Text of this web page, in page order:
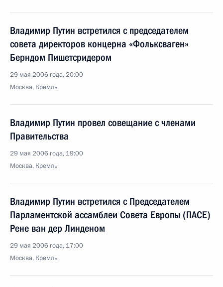
Владимир Путин встретился с председателем
совета директоров концерна «Фольксваген»
Берндом Пишетсридером
29 мая 2006 года, 20:00
Москва, Кремль
Владимир Путин провел совещание с членами
Правительства
29 мая 2006 года, 19:00
Москва, Кремль
Владимир Путин встретился с Председателем
Парламентской ассамблеи Совета Европы (ПАСЕ)
Рене ван дер Линденом
29 мая 2006 года, 17:00
Москва, Кремль